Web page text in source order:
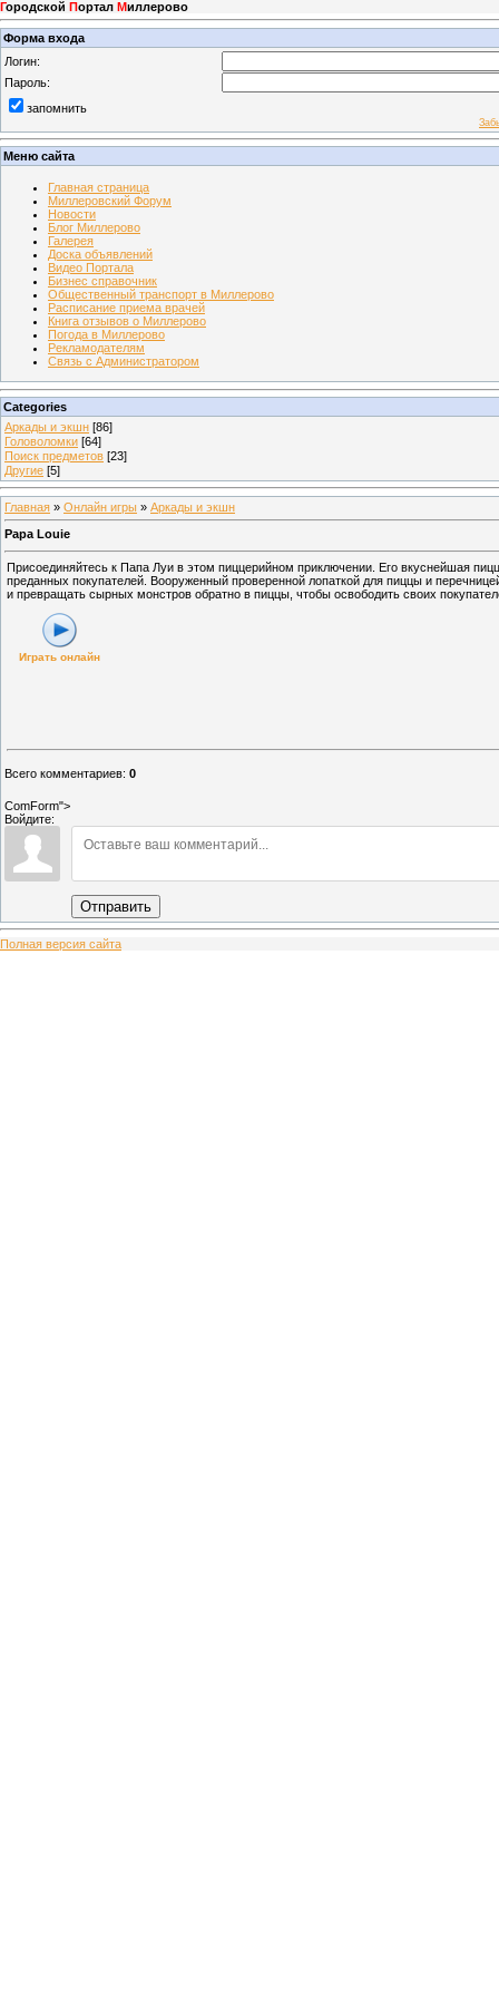
Городской Портал Миллерово
Форма входа
Логин:
Пароль:
запомнить
Меню сайта
Главная страница
Миллеровский Форум
Новости
Блог Миллерово
Галерея
Доска объявлений
Видео Портала
Бизнес справочник
Общественный транспорт в Миллерово
Расписание приема врачей
Книга отзывов о Миллерово
Погода в Миллерово
Рекламодателям
Связь с Администратором
Categories
Аркады и экшн [86]
Головоломки [64]
Поиск предметов [23]
Другие [5]
Главная » Онлайн игры » Аркады и экшн
Papa Louie
Присоединяйтесь к Папа Луи в этом пиццерийном приключении. Его вкуснейшая
преданных покупателей. Вооруженный проверенной лопаткой для пиццы и
и превращать сырных монстров обратно в пиццы, чтобы освободить своих
Играть онлайн
Всего комментариев: 0
ComForm">
Войдите:
Отправить
Полная версия сайта